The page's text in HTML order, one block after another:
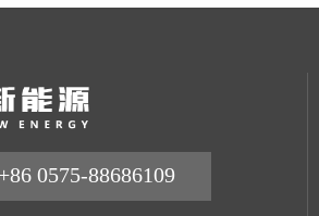
0575-88686109